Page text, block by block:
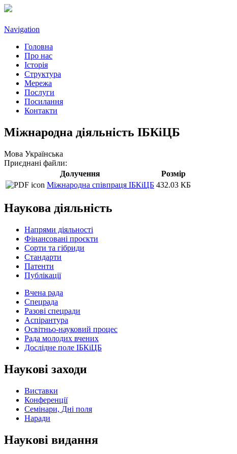
Navigation
Головна
Про нас
Історія
Структура
Мережа
Послуги
Посилання
Контакти
Міжнародна діяльність ІБКіЦБ
Мова Українська
Приєднані файли:
Долучення
Розмір
Міжнародна співпраця ІБКіЦБ 432.03 КБ
Наукова діяльність
Напрями діяльності
Фінансовані проєкти
Сорти та гібриди
Стандарти
Патенти
Публікації
Вчена рада
Спецрада
Разові спецради
Аспірантура
Освітньо-науковий процес
Рада молодих вчених
Дослідне поле ІБКіЦБ
Наукові заходи
Виставки
Конференції
Семінари, Дні поля
Наради
Наукові видання